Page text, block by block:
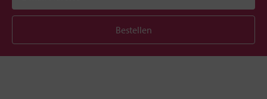
Bestellen